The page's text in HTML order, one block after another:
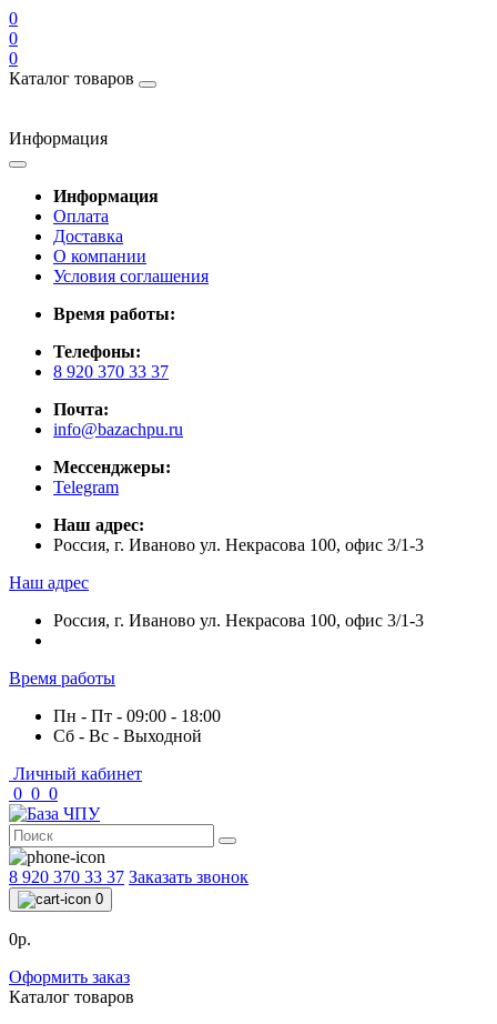
0
0
0
Каталог товаров
Информация
Информация
Оплата
Доставка
О компании
Условия соглашения
Время работы:
Телефоны:
8 920 370 33 37
Почта:
info@bazachpu.ru
Мессенджеры:
Telegram
Наш адрес:
Россия, г. Иваново ул. Некрасова 100, офис 3/1-3
Наш адрес
Россия, г. Иваново ул. Некрасова 100, офис 3/1-3
Время работы
Пн - Пт - 09:00 - 18:00
Сб - Вс - Выходной
Личный кабинет
0 0 0
8 920 370 33 37 Заказать звонок
0
0р.
Оформить заказ
Каталог товаров